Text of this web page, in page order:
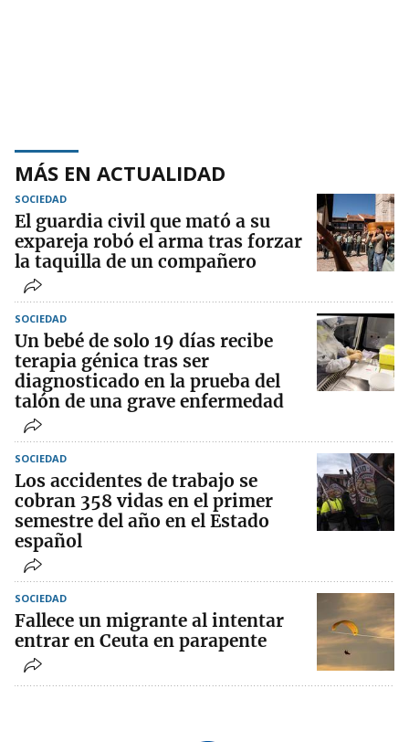
MÁS EN ACTUALIDAD
SOCIEDAD
El guardia civil que mató a su
expareja robó el arma tras forzar
la taquilla de un compañero
SOCIEDAD
Un bebé de solo 19 días recibe
terapia génica tras ser
diagnosticado en la prueba del
talón de una grave enfermedad
SOCIEDAD
Los accidentes de trabajo se
cobran 358 vidas en el primer
semestre del año en el Estado
español
SOCIEDAD
Fallece un migrante al intentar
entrar en Ceuta en parapente